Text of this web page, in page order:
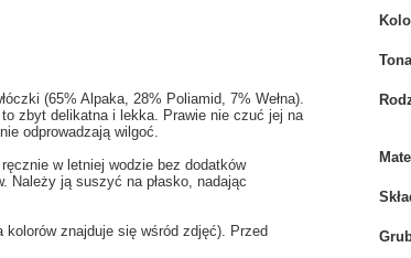
(65% Alpaka, 28% Poliamid, 7% Wełna).
zbyt delikatna i lekka. Prawie nie czuć jej na
odprowadzają wilgoć.
w letniej wodzie bez dodatków
Należy ją suszyć na płasko, nadając
znajduje się wśród zdjęć). Przed